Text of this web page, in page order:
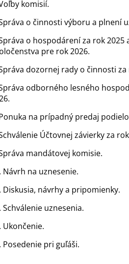
komisií.
o činnosti výboru a plnení
o hospodárení za rok
pre rok 2026.
dozornej rady o činnosti za
odborného lesného
na prípadný predaj
Účtovnej závierky za
mandátovej komisie.
Návrh na uznesenie.
Diskusia, návrhy a pripomienky.
Schválenie uznesenia.
Ukončenie.
Posedenie pri guľáši.